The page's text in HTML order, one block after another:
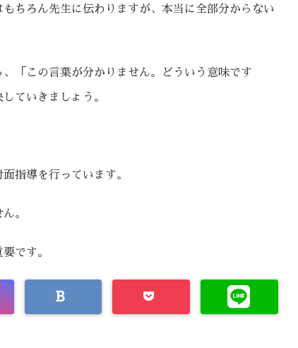
ちろん先生に伝わりますが、本当に全部分からない
「この言葉が分かりません。どういう意味です
ていきましょう。
指導を行っています。
。
です。